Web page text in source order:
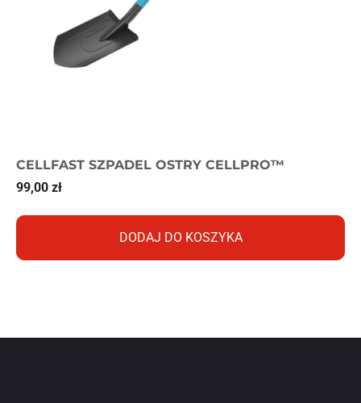
CELLFAST SZPADEL OSTRY CELLPRO™
99,00 zł
DODAJ DO KOSZYKA